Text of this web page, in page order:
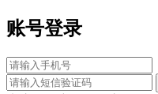
账号登录